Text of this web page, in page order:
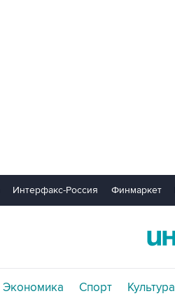
Интерфакс-Россия Финмаркет
Экономика Спорт Культура